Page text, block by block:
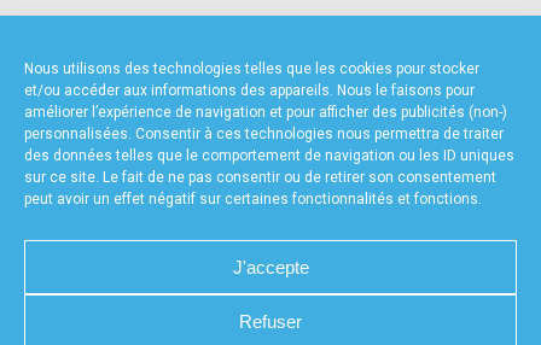
Nous utilisons des technologies telles que les cookies pour stocker
et/ou accéder aux informations des appareils. Nous le faisons pour
améliorer l’expérience de navigation et pour afficher des publicités (non-)
personnalisées. Consentir à ces technologies nous permettra de traiter
des données telles que le comportement de navigation ou les ID uniques
sur ce site. Le fait de ne pas consentir ou de retirer son consentement
peut avoir un effet négatif sur certaines fonctionnalités et fonctions.
J'accepte
Refuser